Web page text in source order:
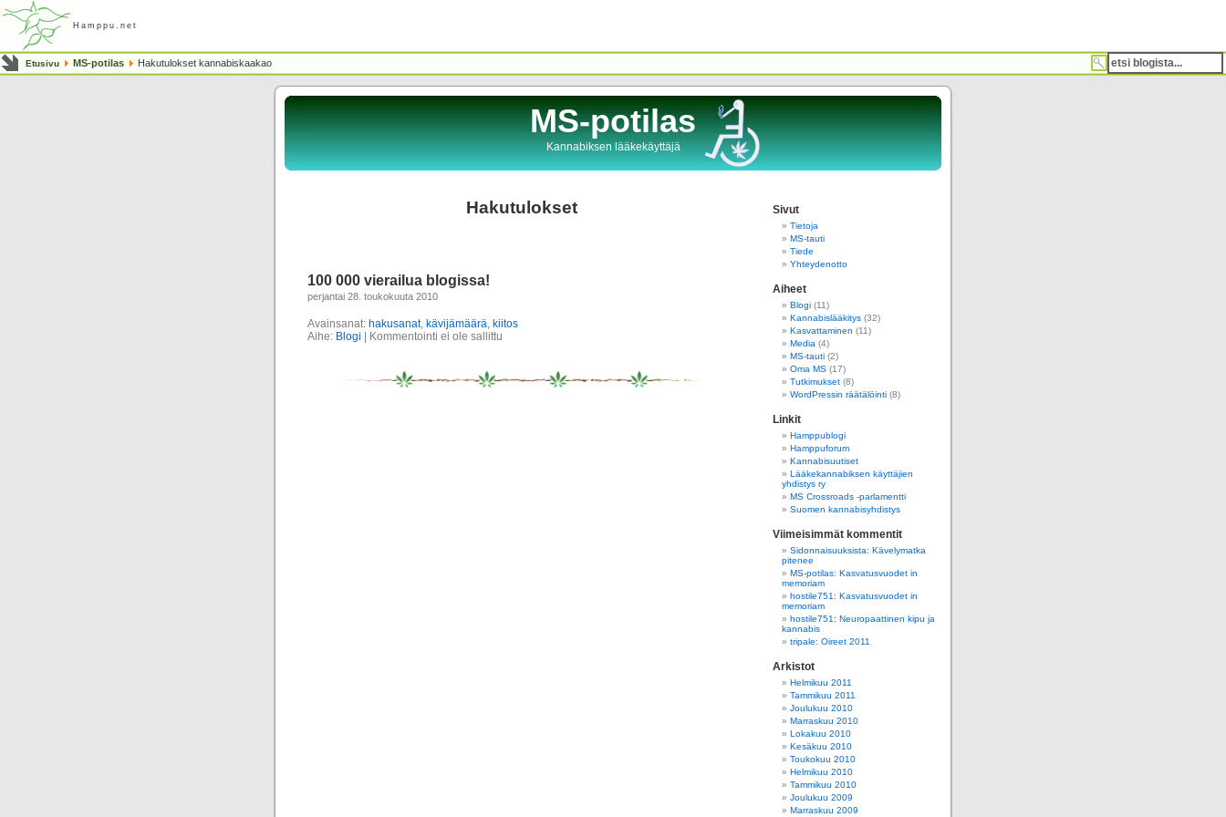
Hamppu.net
Etusivu MS-potilas Hakutulokset kannabiskaakao
MS-potilas
Kannabiksen lääkekäyttäjä
Hakutulokset
100 000 vierailua blogissa!
perjantai 28. toukokuuta 2010
Avainsanat: hakusanat, kävijämäärä, kiitos
Aihe: Blogi Kommentointi ei ole sallittu
Sivut
Tietoja
MS-tauti
Tiede
Yhteydenotto
Aiheet
Blogi (11)
Kannabislääkitys (32)
Kasvattaminen (11)
Media (4)
MS-tauti (2)
Oma MS (17)
Tutkimukset (8)
WordPressin räätälöinti (8)
Linkit
Hamppublogi
Hamppuforum
Kannabisuutiset
Lääkekannabiksen käyttäjien
yhdistys ry
MS Crossroads -parlamentti
Suomen kannabisyhdistys
Viimeisimmät kommentit
Sidonnaisuuksista: Kävelymatka
pitenee
MS-potilas: Kasvatusvuodet in
memoriam
hostile751: Kasvatusvuodet in
memoriam
hostile751: Neuropaattinen kipu ja
kannabis
tripale: Oireet 2011
Arkistot
Helmikuu 2011
Tammikuu 2011
Joulukuu 2010
Marraskuu 2010
Lokakuu 2010
Kesäkuu 2010
Toukokuu 2010
Helmikuu 2010
Tammikuu 2010
Joulukuu 2009
Marraskuu 2009